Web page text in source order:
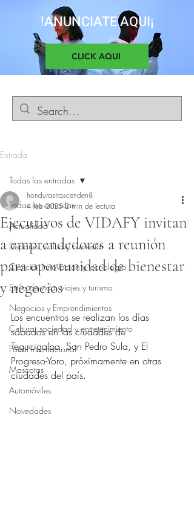
!ANUNCIATE AQUI¡
CLICK AQUI
Entrada
Todas las entradas
Actualidad
Deportes, salud y bienestar
Ciencia, Innovacion y tecnología
Estilo de vida, viajes y turismo
Negocios y Emprendimientos
Cultura, sociedad y entretenimiento
Portal Internacional
Mascotas
Automóviles
Novedades
Todas las entradas
Ejecutivos de VIDAFY invitan
a emprendedores a reunión
para oportunidad de bienestar
y negocios
hondurastrascenden8
4 feb 2025 2 min de lectura
Obtuvo NaN de 5 estrellas.
Los encuentros se realizan los días
sábados en las ciudades de
Tegucigalpa, San Pedro Sula, y El
Progreso-Yoro, próximamente en otras
ciudades del país.